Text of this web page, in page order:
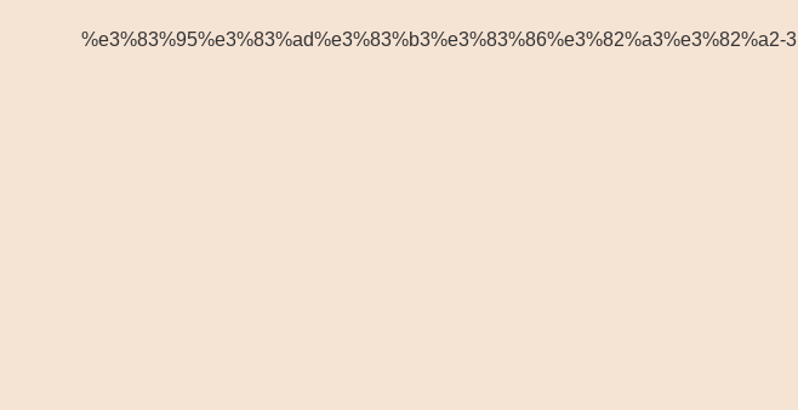
%e3%83%95%e3%83%ad%e3%83%b3%e3%83%86%e3%82%a3%e3%82%a2-3